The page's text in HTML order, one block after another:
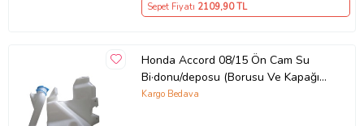
Sepet Fiyatı 2109,90 TL
Honda Accord 08/15 Ön Cam Su
Bi·donu/deposu (Borusu Ve Kapağı
I·le Bi·rli·kte) (Motorlu)
Kargo Bedava